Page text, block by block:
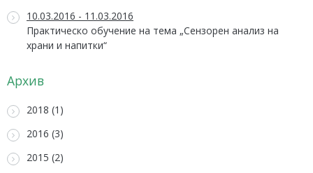
10.03.2016 - 11.03.2016
Практическо обучение на тема „Сензорен анализ на
храни и напитки“
Архив
2018 (1)
2016 (3)
2015 (2)